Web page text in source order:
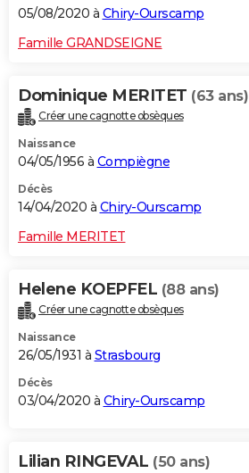
05/08/2020 à Chiry-Ourscamp
Famille GRANDSEIGNE
Dominique MERITET (63 ans)
Créer une cagnotte obsèques
Naissance
04/05/1956 à Compiègne
Décès
14/04/2020 à Chiry-Ourscamp
Famille MERITET
Helene KOEPFEL (88 ans)
Créer une cagnotte obsèques
Naissance
26/05/1931 à Strasbourg
Décès
03/04/2020 à Chiry-Ourscamp
Lilian RINGEVAL (50 ans)